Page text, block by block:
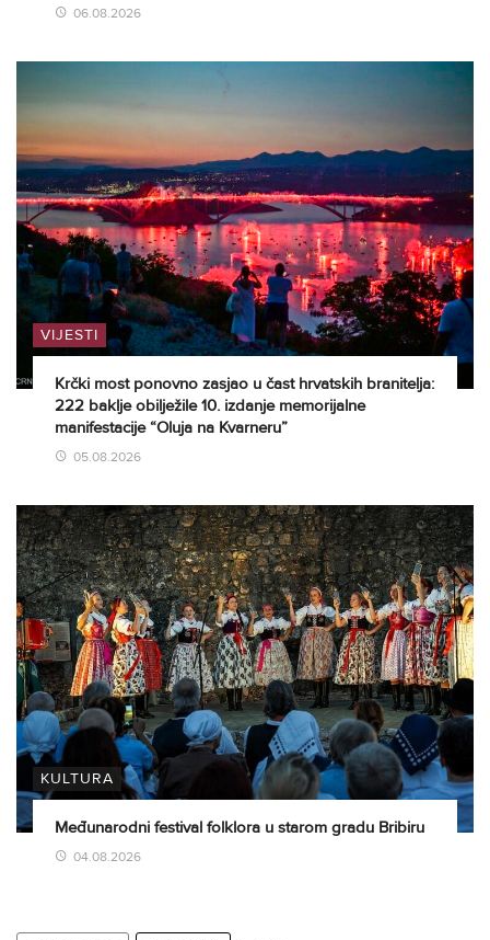
06.08.2026
VIJESTI
Krčki most ponovno zasjao u čast hrvatskih branitelja:
222 baklje obilježile 10. izdanje memorijalne
manifestacije “Oluja na Kvarneru”
05.08.2026
KULTURA
Međunarodni festival folklora u starom gradu Bribiru
04.08.2026